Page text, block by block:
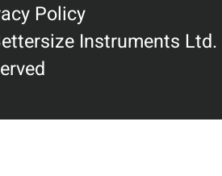
Policy
Instruments Ltd.